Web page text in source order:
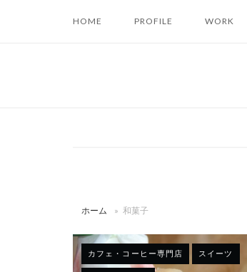
HOME PROFILE WORK
ホーム » 和菓子
カフェ・コーヒー専門店 スイーツ